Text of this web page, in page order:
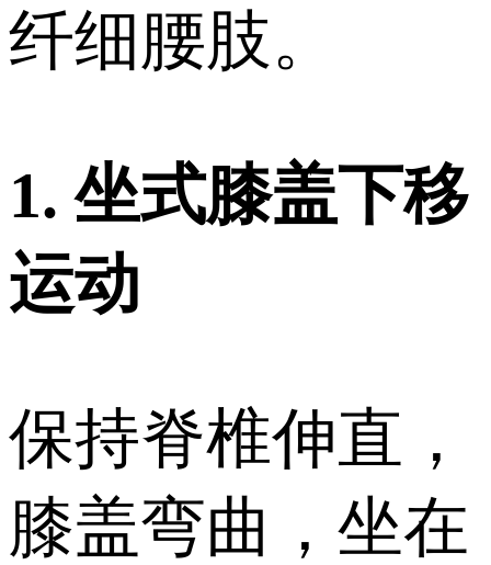
纤细腰肢。
1. 坐式膝盖下移
运动
保持脊椎伸直，
膝盖弯曲，坐在